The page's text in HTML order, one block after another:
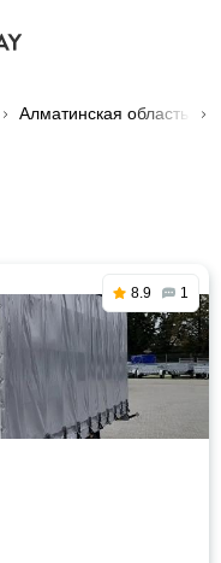
Алматинская область
8.9 1